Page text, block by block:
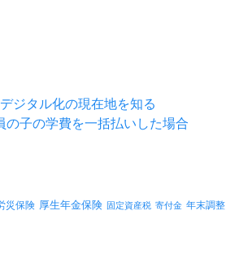
タル化の現在地を知る
子の学費を一括払いした場合
災保険 厚生年金保険 固定資産税 寄付金 年末調整